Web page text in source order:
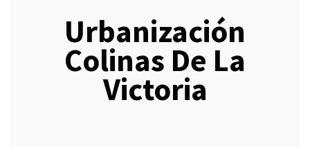
Urbanización
Colinas De La
Victoria